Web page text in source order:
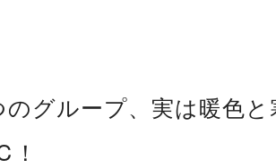
のグループ、実は暖色